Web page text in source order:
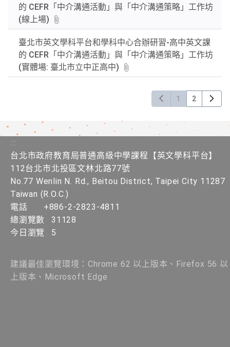
的 CEFR「中介溝通活動」與「中介溝通策略」工作坊
(線上場)
臺北市英文學科平台和學科中心合辦研習-高中英文課
的 CEFR「中介溝通活動」與「中介溝通策略」工作坊
(實體場: 臺北市立中正高中)
1 2
:::
台北市政府教育局普通高級中學課程【英文學科平台】
112台北市北投區文林北路77號
No.77 Wenlin N. Rd., Beitou District, Taipei City 11287
Taiwan (R.O.C.)
電話
+886-2-2823-4811
總瀏覽數
31128
今日瀏覽
5
建議最佳瀏覽環境：Chrome 62 以上版本、Firefox 56 以
上版本、Microsoft Edge